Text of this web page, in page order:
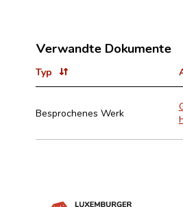
Verwandte Dokumente
Typ
Besprochenes Werk